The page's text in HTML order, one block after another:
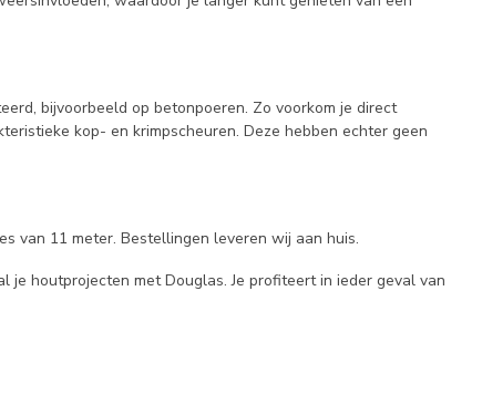
bijvoorbeeld op betonpoeren. Zo voorkom je direct
kop- en krimpscheuren. Deze hebben echter geen
van 11 meter. Bestellingen leveren wij aan huis.
houtprojecten met Douglas. Je profiteert in ieder geval van